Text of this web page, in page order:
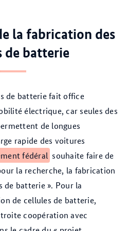
la fabrication des
de batterie
de batterie fait office
électrique, car seules des
de longues
rapide des voitures
fédéral souhaite faire de
la recherche, la fabrication
de batterie ». Pour la
de cellules de batterie,
coopération avec